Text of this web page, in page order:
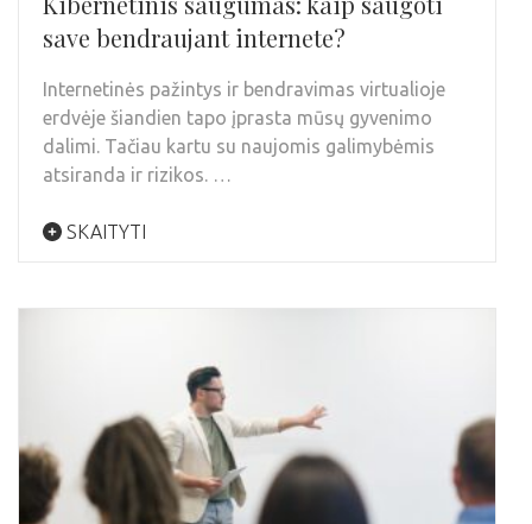
save bendraujant internete?
Internetinės pažintys ir bendravimas virtualioje
erdvėje šiandien tapo įprasta mūsų gyvenimo
dalimi. Tačiau kartu su naujomis galimybėmis
atsiranda ir rizikos. …
SKAITYTI